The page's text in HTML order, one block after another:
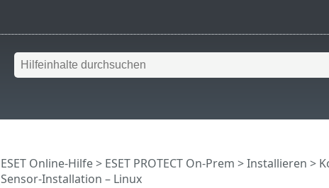
ESET Online-Hilfe> ESET PROTECT On-Prem >Installieren >
Sensor-Installation – Linux